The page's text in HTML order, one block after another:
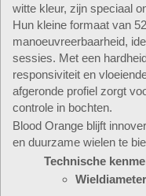
witte kleur, zijn speciaal
Hun kleine formaat van
manoeuvreerbaarheid,
sessies. Met een
responsiviteit en
afgeronde profiel zorgt
controle in bochten.
Blood Orange blijft
en duurzame wielen te
Technische
Wieldiameter